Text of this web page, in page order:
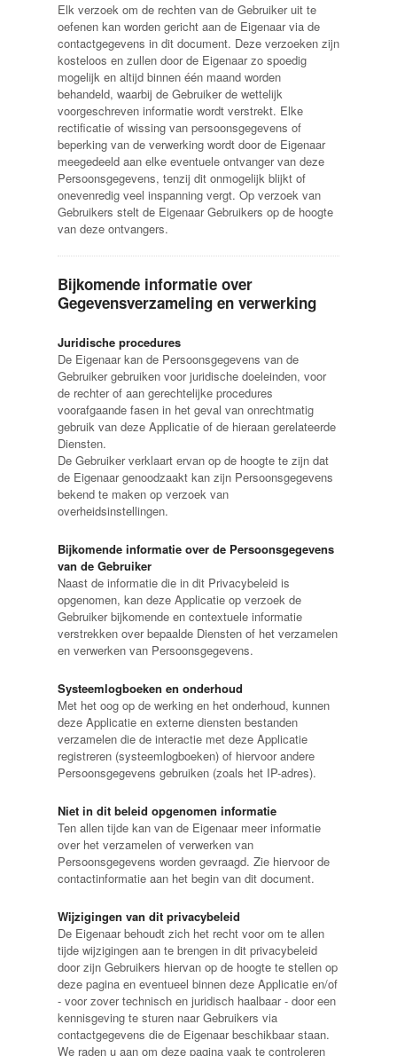
Elk verzoek om de rechten van de Gebruiker uit te
oefenen kan worden gericht aan de Eigenaar via de
contactgegevens in dit document. Deze verzoeken zijn
kosteloos en zullen door de Eigenaar zo spoedig
mogelijk en altijd binnen één maand worden
behandeld, waarbij de Gebruiker de wettelijk
voorgeschreven informatie wordt verstrekt. Elke
rectificatie of wissing van persoonsgegevens of
beperking van de verwerking wordt door de Eigenaar
meegedeeld aan elke eventuele ontvanger van deze
Persoonsgegevens, tenzij dit onmogelijk blijkt of
onevenredig veel inspanning vergt. Op verzoek van
Gebruikers stelt de Eigenaar Gebruikers op de hoogte
van deze ontvangers.
Bijkomende informatie over
Gegevensverzameling en verwerking
Juridische procedures
De Eigenaar kan de Persoonsgegevens van de
Gebruiker gebruiken voor juridische doeleinden, voor
de rechter of aan gerechtelijke procedures
voorafgaande fasen in het geval van onrechtmatig
gebruik van deze Applicatie of de hieraan gerelateerde
Diensten.
De Gebruiker verklaart ervan op de hoogte te zijn dat
de Eigenaar genoodzaakt kan zijn Persoonsgegevens
bekend te maken op verzoek van
overheidsinstellingen.
Bijkomende informatie over de Persoonsgegevens
van de Gebruiker
Naast de informatie die in dit Privacybeleid is
opgenomen, kan deze Applicatie op verzoek de
Gebruiker bijkomende en contextuele informatie
verstrekken over bepaalde Diensten of het verzamelen
en verwerken van Persoonsgegevens.
Systeemlogboeken en onderhoud
Met het oog op de werking en het onderhoud, kunnen
deze Applicatie en externe diensten bestanden
verzamelen die de interactie met deze Applicatie
registreren (systeemlogboeken) of hiervoor andere
Persoonsgegevens gebruiken (zoals het IP-adres).
Niet in dit beleid opgenomen informatie
Ten allen tijde kan van de Eigenaar meer informatie
over het verzamelen of verwerken van
Persoonsgegevens worden gevraagd. Zie hiervoor de
contactinformatie aan het begin van dit document.
Wijzigingen van dit privacybeleid
De Eigenaar behoudt zich het recht voor om te allen
tijde wijzigingen aan te brengen in dit privacybeleid
door zijn Gebruikers hiervan op de hoogte te stellen op
deze pagina en eventueel binnen deze Applicatie en/of
- voor zover technisch en juridisch haalbaar - door een
kennisgeving te sturen naar Gebruikers via
contactgegevens die de Eigenaar beschikbaar staan.
We raden u aan om deze pagina vaak te controleren